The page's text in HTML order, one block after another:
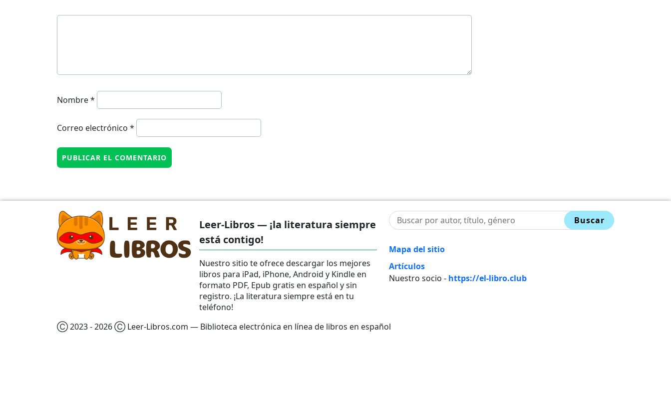
Nombre*
Correo electrónico *
Leer-Libros — ¡la literatura siempre
está contigo!
Nuestro sitio te ofrece descargar los mejores
libros para iPad, iPhone, Android y Kindle en
formato PDF, Epub gratis en español y sin
registro. ¡La literatura siempre está en tu
teléfono!
Buscar
Mapa del sitio
Artículos
Nuestro socio - https://el-libro.club
Ⓒ 2023 - 2026 Ⓒ Leer-Libros.com — Biblioteca electrónica en línea de libros en español